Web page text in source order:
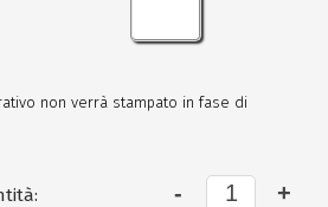
non verrà stampato in fase di